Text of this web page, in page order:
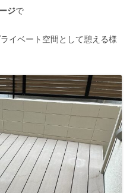
ジで
イベート空間として憩える様